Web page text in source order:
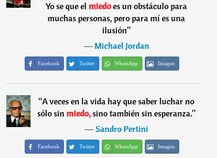
Yo se que el miedoes un obstáculo para
muchas personas, pero para mí es una
ilusión”
―Michael Jordan
Facebook Twitter WhatsApp Imagen
“A veces en la vida hay que saber luchar no
sólo sin miedo,sino también sin esperanza.”
―Sandro Pertini
Facebook Twitter WhatsApp Imagen